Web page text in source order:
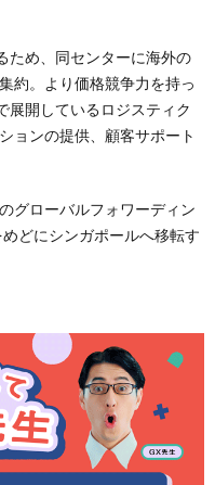
ため、同センターに海外の
約。より価格競争力を持っ
展開しているロジスティク
ョンの提供、顧客サポート
グローバルフォワーディン
どにシンガポールへ移転す